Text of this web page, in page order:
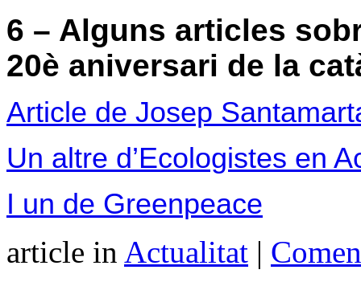
6 – Alguns articles
20è aniversari de la
Article de Josep
Un altre d’Ecologistes en
I un de Greenpeace
article in Actualitat |